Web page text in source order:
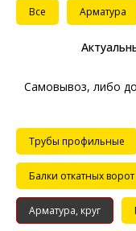
Все Арматура
Самовывоз, либо
Трубы профильные
Балки откатных ворот
Арматура, круг